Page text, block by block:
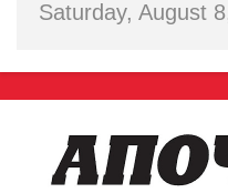
Saturday, August